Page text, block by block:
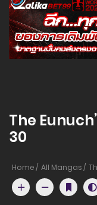
The
30
Home All Mangas